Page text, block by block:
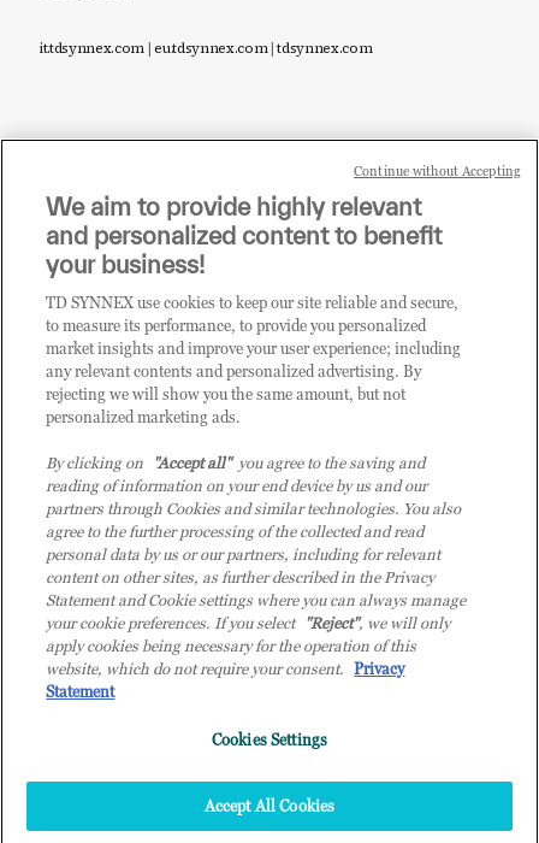
it.tdsynnex.com|eu.tdsynnex.com|tdsynnex.com
Sei un rivenditore di tecnologia e desideri acquistare
i prodotti o le soluzioni trattate sul blog?
CLICCA QUI E DIVENTA
CLIENTE TD SYNNEX
© 2026 TD SYNNEX Italy S.r.l. - Sede legale: via Luigi Russolo 9, 20138 Milano
(MI) - Numero di iscrizione al Registro delle Imprese di Milano e Codice Fiscale:
07092780159 - P.IVA: 07092780159 - Eur 12.569.000,00 i.v - TD SYNNEX e TD
in altri Paesi. Società a socio unico soggetta all’attività di direzione e coordinamento
Top
We aim to provide highly relevant
and personalized content to benefit
your business!
TD SYNNEX use cookies to keep our site reliable and secure,
to measure its performance, to provide you personalized
market insights and improve your user experience; including
any relevant contents and personalized advertising. By
rejecting we will show you the same amount, but not
personalized marketing ads.
By clicking on "Accept all"you agree to the saving and
reading of information on your end device by us and our
partners through Cookies and similar technologies. You also
agree to the further processing of the collected and read
personal data by us or our partners, including for relevant
content on other sites, as further described in the Privacy
Statement and Cookie settings where you can always manage
your cookie preferences. If you select "Reject", we will only
apply cookies being necessary for the operation of this
website, which do not require your consent. Privacy
Statement
Cookies Settings
Accept All Cookies
Continue without Accepting